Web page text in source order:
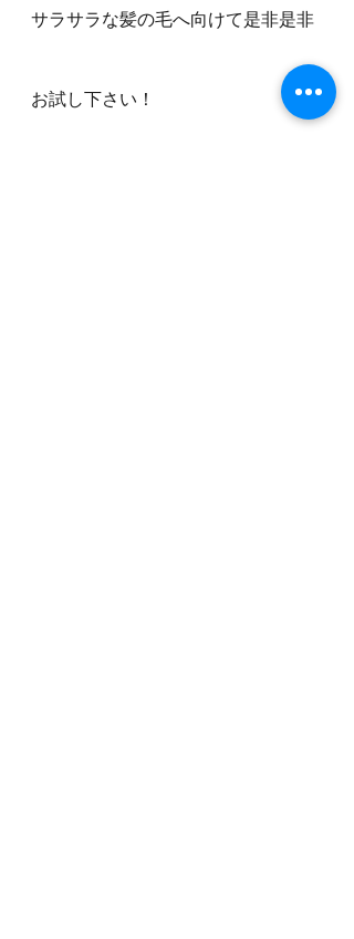
サラサラな髪の毛へ向けて是非是非
お試し下さい！